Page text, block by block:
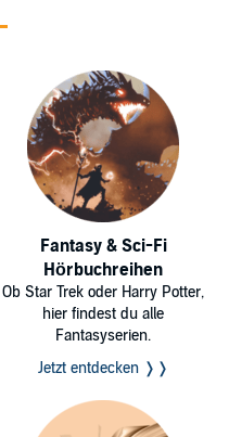
Fantasy & Sci-Fi
Hörbuchreihen
Ob Star Trek oder Harry Potter,
hier findest du alle
Fantasyserien.
Jetzt entdecken ❭❭